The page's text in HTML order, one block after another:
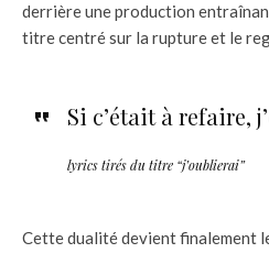
derrière une production
titre centré sur la rupture et le
Si c’était à refaire,
lyrics tirés du titre “j’oublierai”
Cette dualité devient finalement